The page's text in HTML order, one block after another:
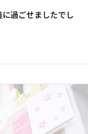
に過ごせましたでし